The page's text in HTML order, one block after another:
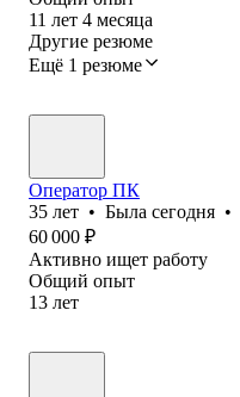
11 лет 4 месяца
Другие резюме
Ещё 1 резюме
Оператор ПК
35 лет • Была сегодня •
60 000 ₽
Активно ищет работу
Общий опыт
13 лет